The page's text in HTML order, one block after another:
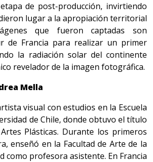
de post-producción, invirtiendo
lugar a la apropiación territorial
que fueron captadas son
de Francia para realizar un primer
la radiación solar del continente
revelador de la imagen fotográfica.
Mella
visual con estudios en la Escuela
de Chile, donde obtuvo el título
Plásticas. Durante los primeros
enseñó en la Facultad de Arte de la
como profesora asistente. En Francia